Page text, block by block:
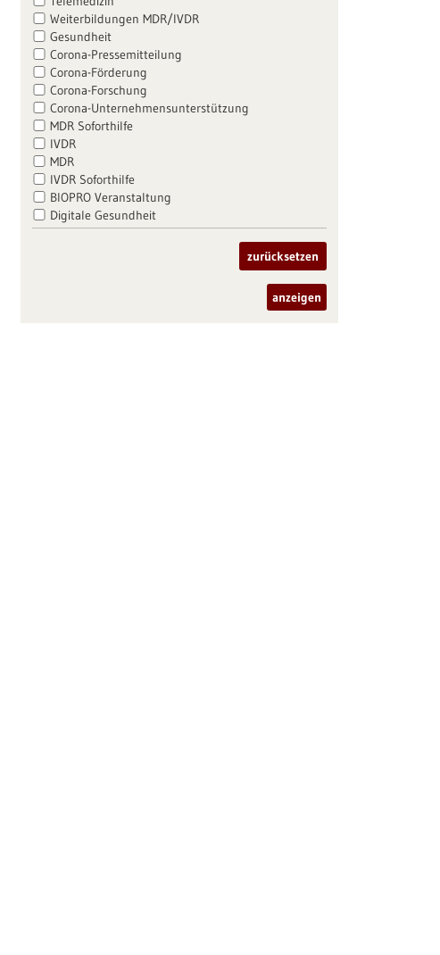
Weiterbildungen MDR/IVDR
Gesundheit
Corona-Pressemitteilung
Corona-Förderung
Corona-Forschung
Corona-Unternehmensunterstützung
MDR Soforthilfe
IVDR
MDR
IVDR Soforthilfe
BIOPRO Veranstaltung
Digitale Gesundheit
zurücksetzen
anzeigen